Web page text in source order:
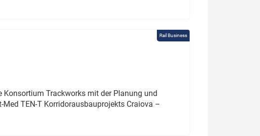
Rail Business
Trackworks mit der Planung und
TEN-T Korridorausbauprojekts Craiova –